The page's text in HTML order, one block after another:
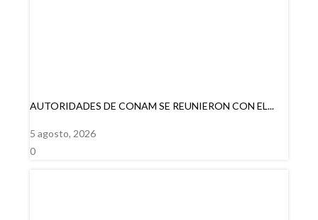
AUTORIDADES DE CONAM SE REUNIERON CON EL...
5 agosto, 2026
0